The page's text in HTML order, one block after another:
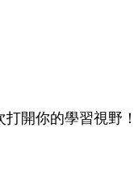
開你的學習視野！